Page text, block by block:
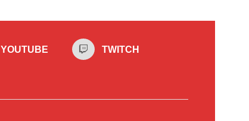
YOUTUBE TWITCH